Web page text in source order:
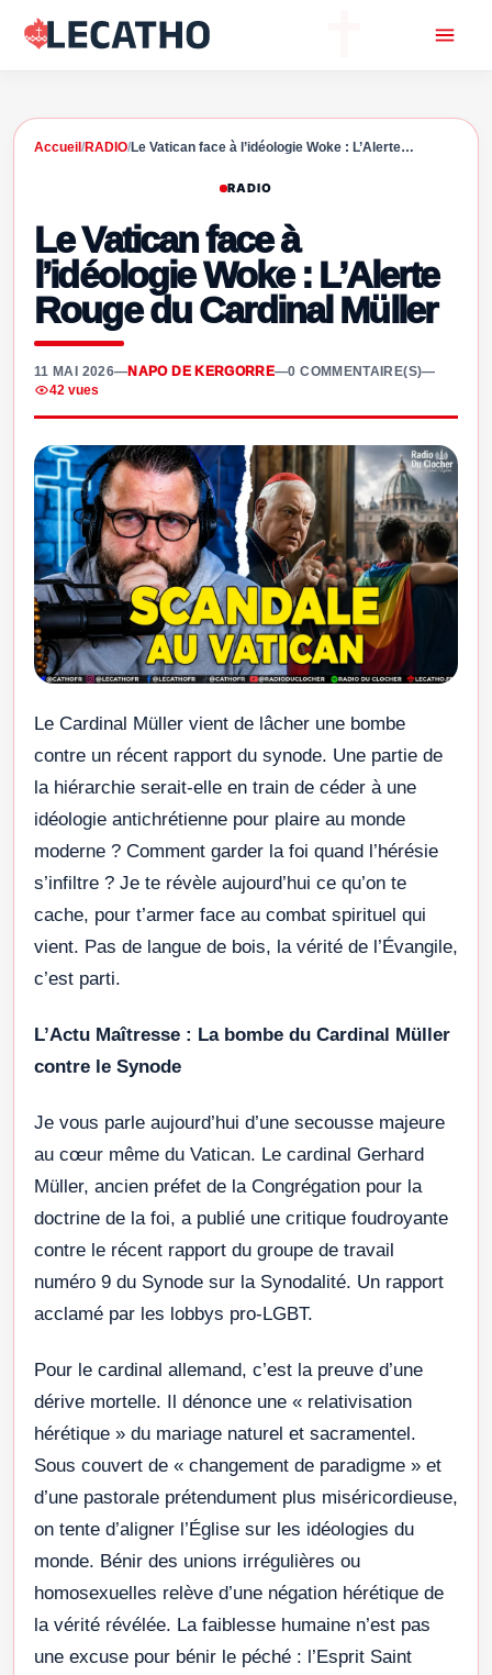
Accueil /RADIO/Le Vatican face à l’idéologie Woke : L’Alerte…
RADIO
Le Vatican face à
l’idéologie Woke : L’Alerte
Rouge du Cardinal Müller
11 MAI 2026—NAPO DE KERGORRE—0 COMMENTAIRE(S)—
42 vues
Le Cardinal Müller vient de lâcher une bombe
contre un récent rapport du synode. Une partie de
la hiérarchie serait-elle en train de céder à une
idéologie antichrétienne pour plaire au monde
moderne ? Comment garder la foi quand l’hérésie
s’infiltre ? Je te révèle aujourd’hui ce qu’on te
cache, pour t’armer face au combat spirituel qui
vient. Pas de langue de bois, la vérité de l’Évangile,
c’est parti.
L’Actu Maîtresse : La bombe du Cardinal Müller
contre le Synode
Je vous parle aujourd’hui d’une secousse majeure
au cœur même du Vatican. Le cardinal Gerhard
Müller, ancien préfet de la Congrégation pour la
doctrine de la foi, a publié une critique foudroyante
contre le récent rapport du groupe de travail
numéro 9 du Synode sur la Synodalité. Un rapport
acclamé par les lobbys pro-LGBT.
Pour le cardinal allemand, c’est la preuve d’une
dérive mortelle. Il dénonce une « relativisation
hérétique » du mariage naturel et sacramentel.
Sous couvert de « changement de paradigme » et
d’une pastorale prétendument plus miséricordieuse,
on tente d’aligner l’Église sur les idéologies du
monde. Bénir des unions irrégulières ou
homosexuelles relève d’une négation hérétique de
la vérité révélée. La faiblesse humaine n’est pas
une excuse pour bénir le péché : l’Esprit Saint